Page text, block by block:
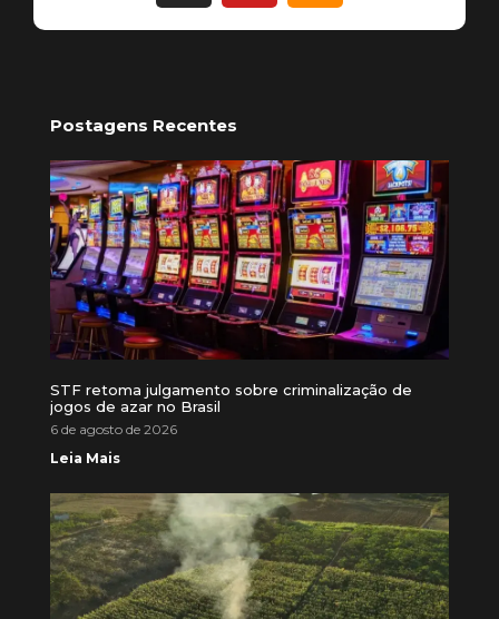
Postagens Recentes
STF retoma julgamento sobre criminalização de
jogos de azar no Brasil
6 de agosto de 2026
Leia Mais